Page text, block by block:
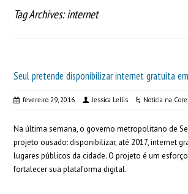
Tag Archives: internet
Seul pretende disponibilizar internet gratuita
fevereiro 29, 2016 Jessica Lellis Noticia na
Na última semana, o governo metropolitano de
projeto ousado: disponibilizar, até 2017, internet
lugares públicos da cidade. O projeto é um
fortalecer sua plataforma digital.